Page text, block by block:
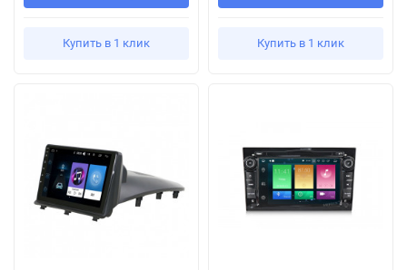
Купить в 1 клик Купить в 1 клик